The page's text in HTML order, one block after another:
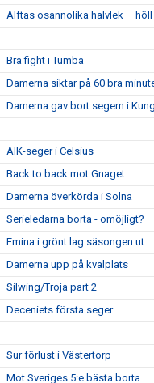
Alftas osannolika halvlek – höll
Bra fight i Tumba
Damerna siktar på 60 bra
Damerna gav bort segern i
AIK-seger i Celsius
Back to back mot Gnaget
Damerna överkörda i Solna
Serieledarna borta - omöjligt?
Emina i grönt lag säsongen ut
Damerna upp på kvalplats
Silwing/Troja part 2
Deceniets första seger
Sur förlust i Västertorp
Mot Sveriges 5:e bästa borta...